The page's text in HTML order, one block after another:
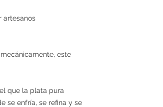
artesanos
este
que la plata pura
se enfría, se refina y se